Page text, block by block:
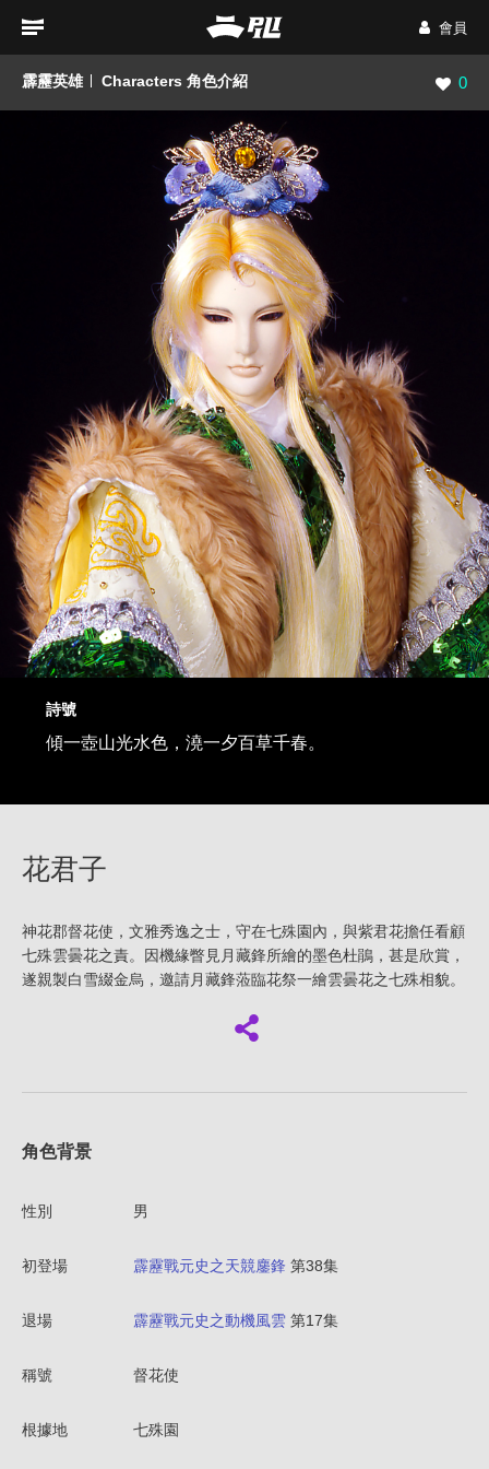
會員
霹靂英雄 Characters 角色介紹 瀏覽
0
詩號
傾一壺山光水色，澆一夕百草千春。
花君子
神花郡督花使，文雅秀逸之士，守在七殊園內，與紫君花擔任看顧
七殊雲曇花之責。因機緣瞥見月藏鋒所繪的墨色杜鵑，甚是欣賞，
遂親製白雪綴金烏，邀請月藏鋒蒞臨花祭一繪雲曇花之七殊相貌。
角色背景
性別 男
初登場 霹靂戰元史之天競鏖鋒 第38集
退場 霹靂戰元史之動機風雲 第17集
稱號 督花使
根據地 七殊園